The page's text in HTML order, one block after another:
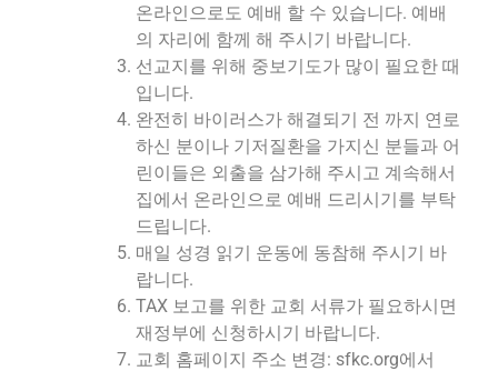
온라인으로도 예배 할 수 있습니다. 예배
의 자리에 함께 해 주시기 바랍니다.
선교지를 위해 중보기도가 많이 필요한 때
입니다.
완전히 바이러스가 해결되기 전 까지 연로
하신 분이나 기저질환을 가지신 분들과 어
린이들은 외출을 삼가해 주시고 계속해서
집에서 온라인으로 예배 드리시기를 부탁
드립니다.
매일 성경 읽기 운동에 동참해 주시기 바
랍니다.
TAX 보고를 위한 교회 서류가 필요하시면
재정부에 신청하시기 바랍니다.
교회 홈페이지 주소 변경: sfkc.org에서